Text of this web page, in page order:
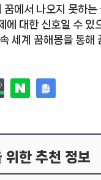
꿈에서 나오지 못하
에 대한 신호일 수 있
세계 꿈해몽을 통해
위한 추천 정보